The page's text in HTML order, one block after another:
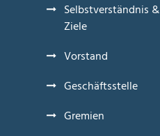
Selbstverständnis &
Ziele
Vorstand
Geschäftsstelle
Gremien